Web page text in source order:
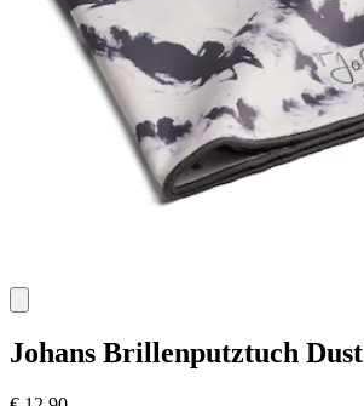
Johans Brillenputztuch Dust